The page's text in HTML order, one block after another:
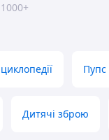
Пупс
Дитячі зброю